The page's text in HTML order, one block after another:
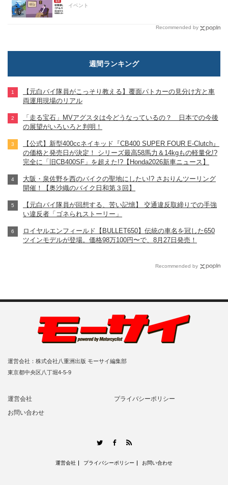
イベント
Recommended by
週間ランキング
【元白バイ隊員がこっそり教える】覆面パトカーの見分け方と車
両運用現場のリアル
「走る宝石」MVアグスタは今どうなっているの？ 日本での今後
の展望がいろいろと判明！
【公式】新型400ccネイキッド『CB400 SUPER FOUR E-Clutch』
の価格と発売日が決定！ シリーズ最高58馬力＆14kgもの軽量化!?
完全に「旧CB400SF」を超えた!?【Honda2026新車ニュース】
大阪・泉佐野を西のバイクの聖地にしたい!? さおりんツーリング
開催！【奥沙織のバイク日和第３回】
【元白バイ隊員が回想する、苦い記憶】 交通違反取締りでの手強
い違反者「ゴネられストーリー」
ロイヤルエンフィールド【BULLET650】伝統の車名を冠した650
ツインモデルが登場。価格98万100円〜で、8月27日発売！
Recommended by
運営会社：株式会社八重洲出版 モーサイ編集部
東京都中央区八丁堀4-5-9
運営会社
プライバシーポリシー
お問い合わせ
TwitterFacebook
運営会社 プライバシーポリシー お問い合わせ